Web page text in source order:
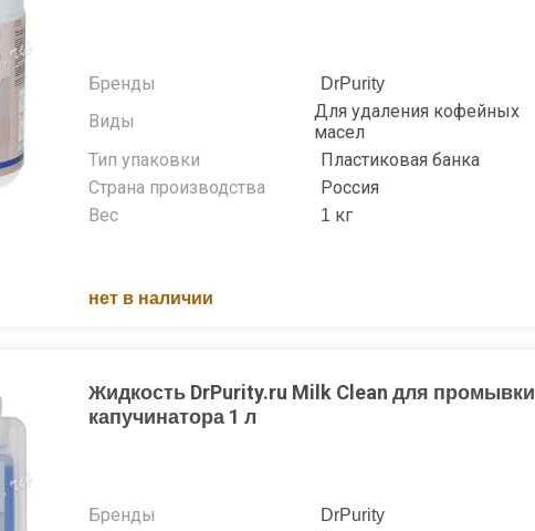
Бренды
DrPurity
Виды
Для удаления кофейных
масел
Тип упаковки
Пластиковая банка
Страна производства
Россия
Вес
1 кг
нет в наличии
Жидкость DrPurity.ru Milk Clean для промывки
капучинатора 1 л
Бренды
DrPurity